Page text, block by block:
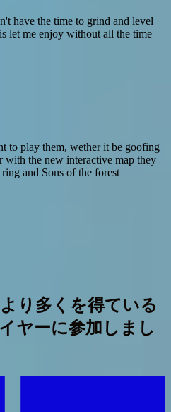
have the time to grind and level
let me enjoy without all the time
to play them, wether it be goofing
the new interactive map they
and Sons of the forest
り多くを得ている
ヤーに参加しまし